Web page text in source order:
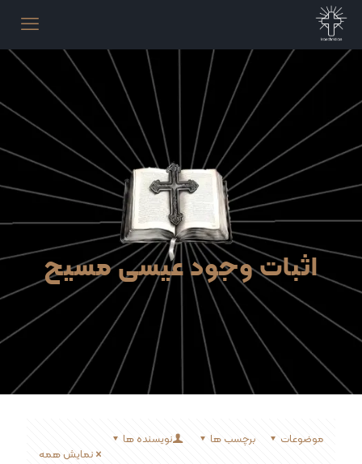
اثبات وجود عیسی مسیح
موضوعات برچسب ها
نویسنده ها
نمایش همه